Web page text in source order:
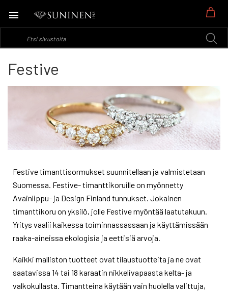
Festive
Festive timanttisormukset suunnitellaan ja valmistetaan
Suomessa. Festive- timanttikoruille on myönnetty
Avainlippu- ja Design Finland tunnukset. Jokainen
timanttikoru on yksilö, jolle Festive myöntää laatutakuun.
Yritys vaalii kaikessa toiminnassassaan ja käyttämissään
raaka-aineissa ekologisia ja eettisiä arvoja.
Kaikki malliston tuotteet ovat tilaustuotteita ja ne ovat
saatavissa 14 tai 18 karaatin nikkelivapaasta kelta- ja
valkokullasta. Timantteina käytään vain huolella valittuja,